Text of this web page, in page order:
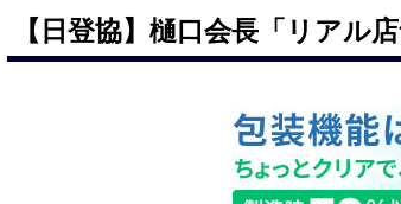
【日登協】樋口会長「リアル